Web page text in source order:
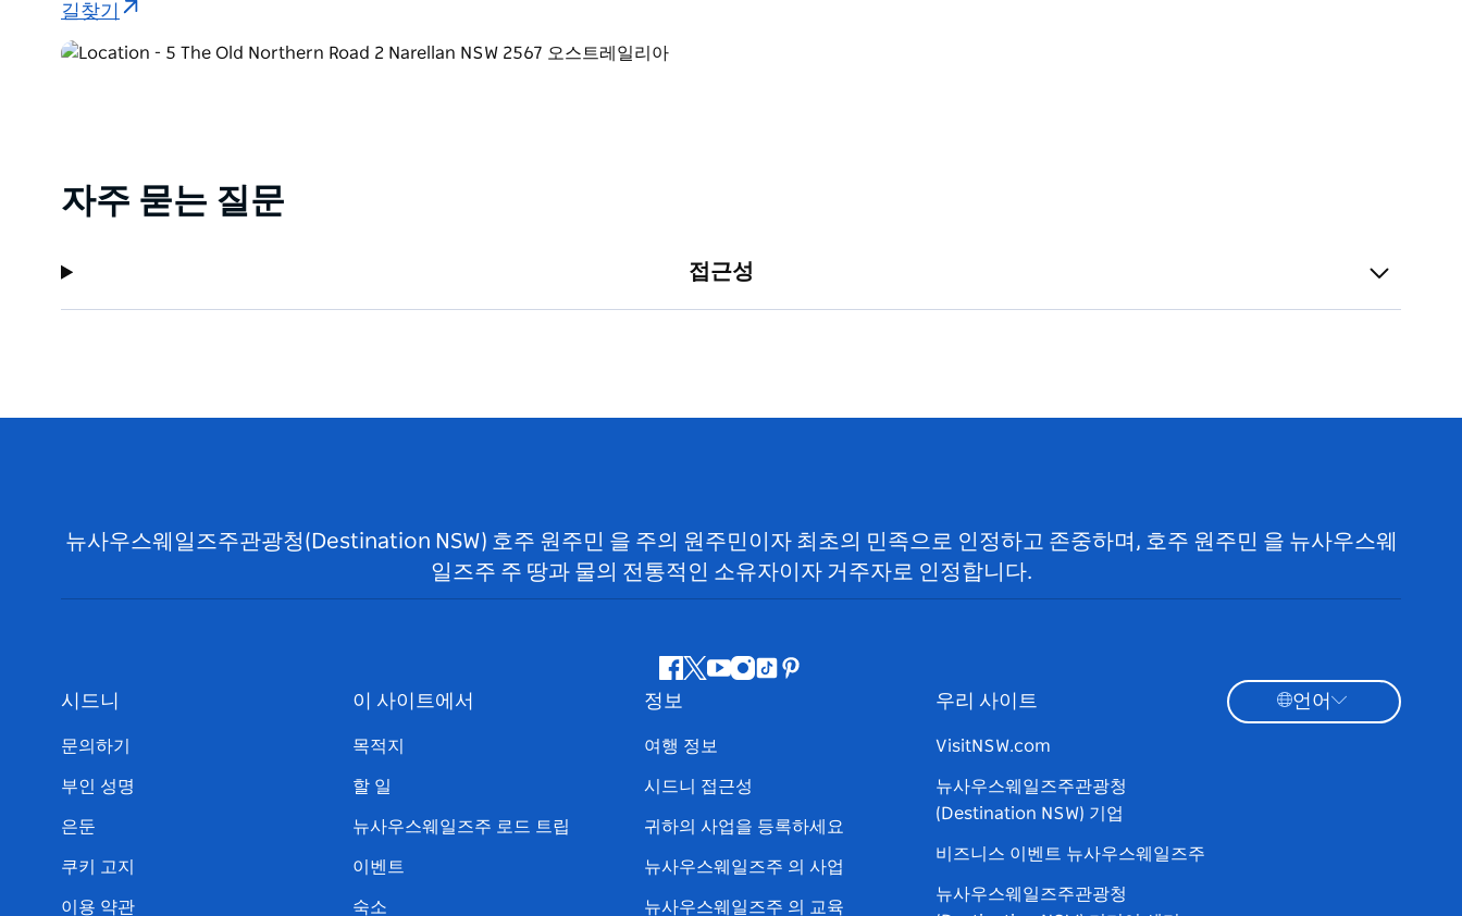
길찾기
자주 묻는 질문
접근성
뉴사우스웨일즈주관광청(Destination NSW) 호주 원주민 을 주의 원주민이자 최초의 민족으로 인정하고 존중하며, 호주 원주민 을 뉴사우스웨
일즈주 주 땅과 물의 전통적인 소유자이자 거주자로 인정합니다.
페
이
지 유 인
램
틱
핀
시드니
문의하기
부인 성명
은둔
쿠키 고지
이용 약관
이 사이트에서
목적지
할 일
뉴사우스웨일즈주 로드 트립
이벤트
숙소
정보
여행 정보
시드니 접근성
귀하의 사업을 등록하세요
뉴사우스웨일즈주 의 사업
뉴사우스웨일즈주 의 교육
우리 사이트
VisitNSW.com
뉴사우스웨일즈주관광청
(Destination NSW) 기업
비즈니스 이벤트 뉴사우스웨일즈주
뉴사우스웨일즈주관광청
언어